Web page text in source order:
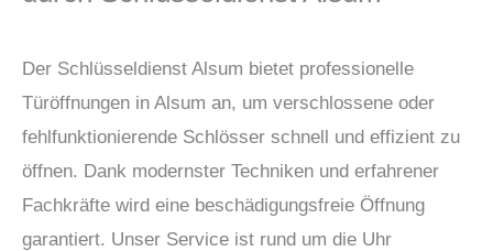
Der Schlüsseldienst Alsum bietet professionelle
Türöffnungen in Alsum an, um verschlossene oder
fehlfunktionierende Schlösser schnell und effizient zu
öffnen. Dank modernster Techniken und erfahrener
Fachkräfte wird eine beschädigungsfreie Öffnung
garantiert. Unser Service ist rund um die Uhr